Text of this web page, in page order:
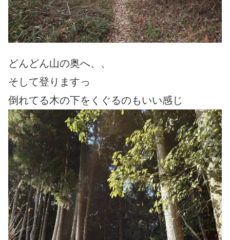
どんどん山の奥へ、、
そして登りますっ
倒れてる木の下をくぐるのもいい感じ